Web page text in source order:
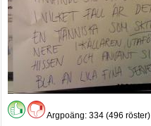
Argpoäng: 334 (496 röster)